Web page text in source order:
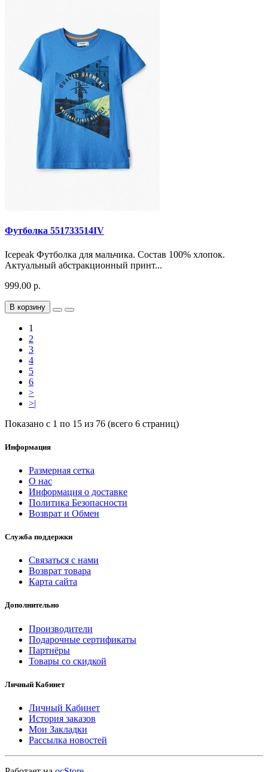
Футболка 551733514IV
Icepeak Футболка для мальчика. Состав 100% хлопок.
Актуальный абстракционный принт...
999.00 р.
В корзину
1
2
3
4
5
6
>
>|
Показано с 1 по 15 из 76 (всего 6 страниц)
Информация
Размерная сетка
О нас
Информация о доставке
Политика Безопасности
Возврат и Обмен
Служба поддержки
Связаться с нами
Возврат товара
Карта сайта
Дополнительно
Производители
Подарочные сертификаты
Партнёры
Товары со скидкой
Личный Кабинет
Личный Кабинет
История заказов
Мои Закладки
Рассылка новостей